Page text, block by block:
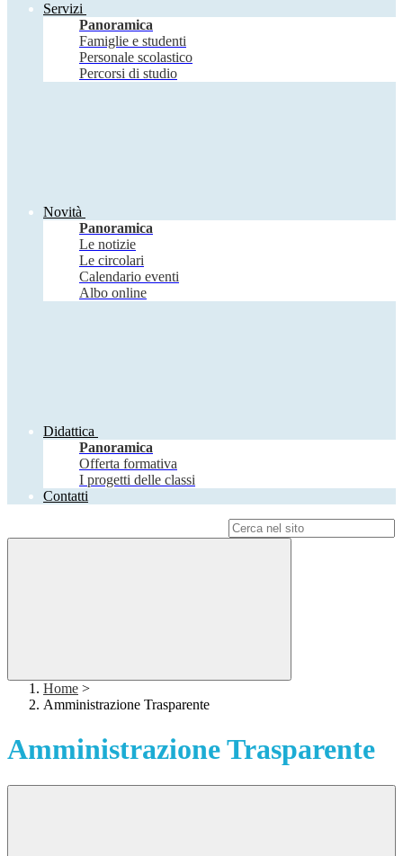
Servizi
Panoramica
Famiglie e studenti
Personale scolastico
Percorsi di studio
Novità
Panoramica
Le notizie
Le circolari
Calendario eventi
Albo online
Didattica
Panoramica
Offerta formativa
I progetti delle classi
Contatti
Home >
Amministrazione Trasparente
Amministrazione Trasparente